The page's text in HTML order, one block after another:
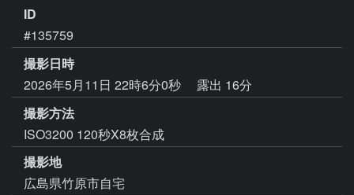
ID
#135759
撮影日時
2026年5月11日 22時6分0秒
露出 16分
撮影方法
ISO3200 120秒X8枚合成
撮影地
広島県竹原市自宅